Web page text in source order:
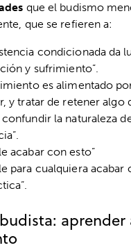
que el budismo
que se refieren a:
condicionada da
y sufrimiento”.
es alimentado
y tratar de retener algo
la naturaleza
acabar con esto”
para cualquiera acabar
aprender